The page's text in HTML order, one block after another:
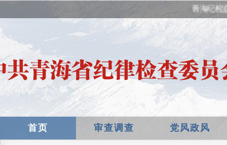
青海纪检
首页 审查调查 党风政风